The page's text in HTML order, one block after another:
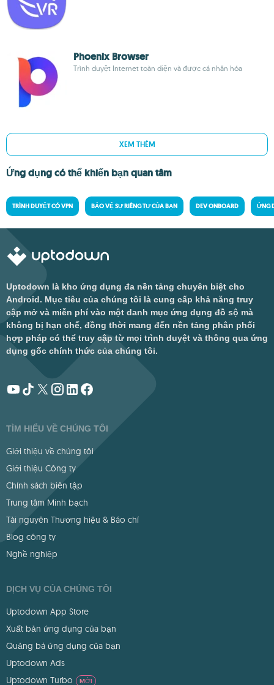
Phoenix Browser
Trình duyệt Internet toàn diện và được cá nhân hóa
XEM THÊM
Ứng dụng có thể khiến bạn quan tâm
TRÌNH DUYỆT CÓ VPN BẢO VỆ SỰ RIÊNG TƯ CỦA BẠN DEV ONBOARD ỨNG
Uptodown là kho ứng dụng đa nền tảng chuyên biệt cho
Android. Mục tiêu của chúng tôi là cung cấp khả năng truy
cập mở và miễn phí vào một danh mục ứng dụng đồ sộ mà
không bị hạn chế, đồng thời mang đến nền tảng phân phối
hợp pháp có thể truy cập từ mọi trình duyệt và thông qua ứng
dụng gốc chính thức của chúng tôi.
TÌM HIỂU VỀ CHÚNG TÔI
Giới thiệu về chúng tôi
Giới thiệu Công ty
Chính sách biên tập
Trung tâm Minh bạch
Tài nguyên Thương hiệu & Báo chí
Blog công ty
Nghề nghiệp
DỊCH VỤ CỦA CHÚNG TÔI
Uptodown App Store
Xuất bản ứng dụng của bạn
Quảng bá ứng dụng của bạn
Uptodown Ads
Uptodown Turbo
MỚI